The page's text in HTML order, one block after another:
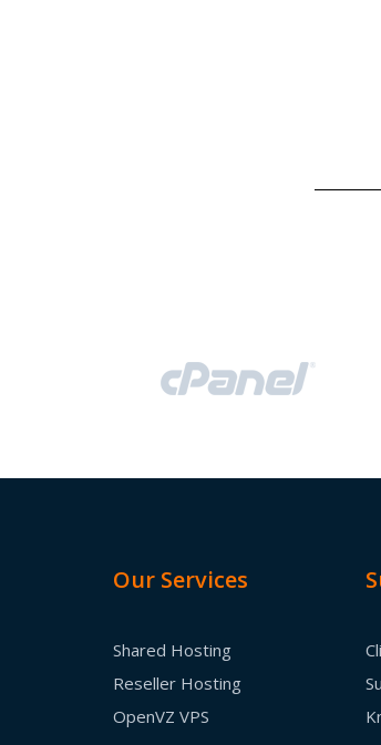
Our Services
Shared Hosting
Reseller Hosting
OpenVZ VPS